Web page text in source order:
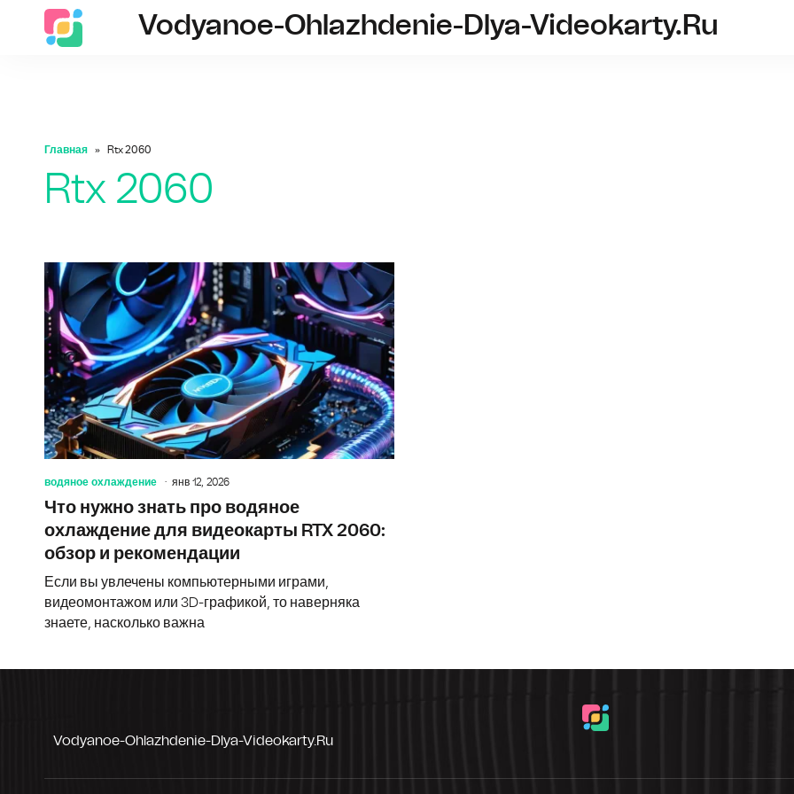
vodyanoe-ohlazhdenie-
Vodyanoe-Ohlazhdenie-Dlya-Videokarty.ru
Главная Rtx 2060
Rtx 2060
водяное охлаждение янв 12, 2026
Что нужно знать про водяное
охлаждение для видеокарты RTX 2060:
обзор и рекомендации
Если вы увлечены компьютерными играми,
видеомонтажом или 3D-графикой, то наверняка
знаете, насколько важна
Vodyanoe-Ohlazhdenie-Dlya-Videokarty.ru